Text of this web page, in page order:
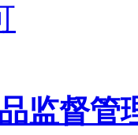
监督管